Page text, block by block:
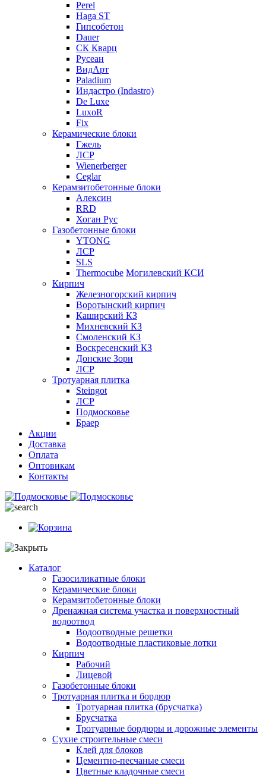
Perel
Haga ST
Гипсобетон
Dauer
СК Кварц
Русеан
ВидАрт
Paladium
Индастро (Indastro)
De Luxe
LuxoR
Fix
Керамические блоки
Гжель
ЛСР
Wienerberger
Ceglar
Керамзитобетонные блоки
Алексин
RRD
Хоган Рус
Газобетонные блоки
YTONG
ЛСР
SLS
Thermocube Могилевский КСИ
Кирпич
Железногорский кирпич
Воротынский кирпич
Каширский КЗ
Михневский КЗ
Смоленский КЗ
Воскресенский КЗ
Донские Зори
ЛСР
Тротуарная плитка
Steingot
ЛСР
Подмосковье
Браер
Акции
Доставка
Оплата
Оптовикам
Контакты
Каталог
Газосиликатные блоки
Керамические блоки
Керамзитобетонные блоки
Дренажная система участка и поверхностный
водоотвод
Водоотводные решетки
Водоотводные пластиковые лотки
Кирпич
Рабочий
Лицевой
Газобетонные блоки
Тротуарная плитка и бордюр
Тротуарная плитка (брусчатка)
Брусчатка
Тротуарные бордюры и дорожные элементы
Сухие строительные смеси
Клей для блоков
Цементно-песчаные смеси
Цветные кладочные смеси